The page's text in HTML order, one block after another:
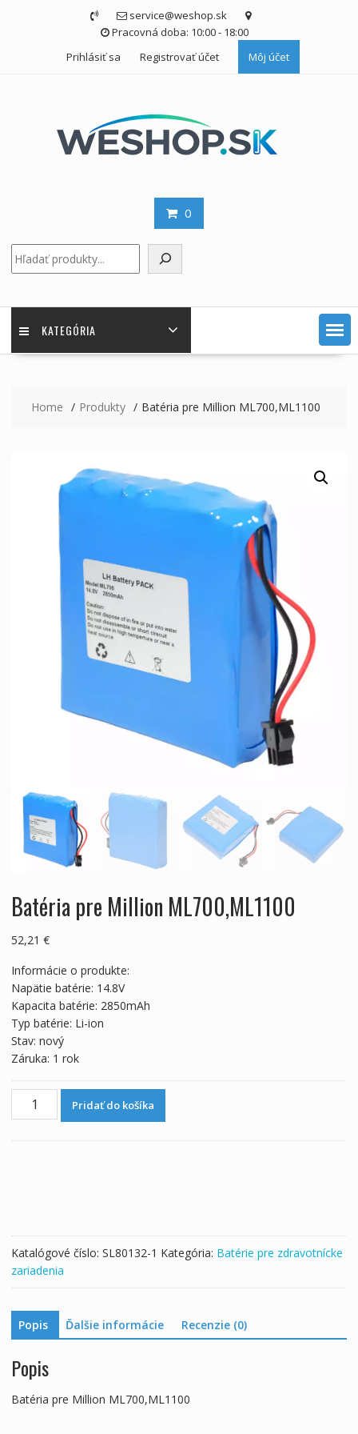
service@weshop.sk
Pracovná doba: 10:00 - 18:00
Prihlásiť sa
Registrovať účet Môj účet
0
KATEGÓRIA
Home Produkty Batéria pre Million ML700,ML1100
Batéria pre Million ML700,ML1100
52,21 €
Informácie o produkte:
Napätie batérie: 14.8V
Kapacita batérie: 2850mAh
Typ batérie: Li-ion
Stav: nový
Záruka: 1 rok
množstvo
Batéria
Pridať do košíka
Katalógové číslo: SL80132-1 Kategória: Batérie pre zdravotnícke
zariadenia
Popis Ďalšie informácie Recenzie (0)
Popis
Batéria pre Million ML700,ML1100